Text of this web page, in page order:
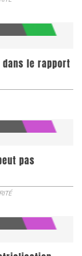
le rapport
pas